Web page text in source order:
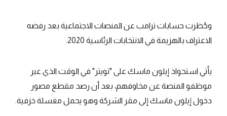
وحُظرت حسابات ترامب عن المنصات الاجتماعية بعد رفضه
الاعتراف بالهزيمة في الانتخابات الرئاسية 2020.
يأتي استحواذ إيلون ماسك على "تويتر" في الوقت الذي عبر
موظفو المنصة عن مخاوفهم، بعد أن رصد مقطع مصور
دخول إيلون ماسك إلى مقر الشركة وهو يحمل مغسلة خزفية.